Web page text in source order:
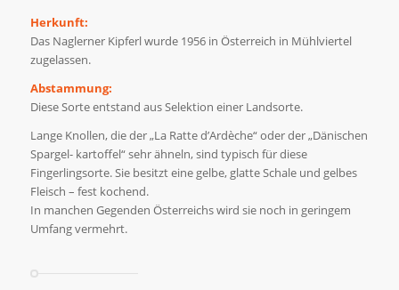
Herkunft:
Das Naglerner Kipferl wurde 1956 in Österreich in Mühlviertel
zugelassen.
Abstammung:
Diese Sorte entstand aus Selektion einer Landsorte.
Lange Knollen, die der „La Ratte d’Ardèche“ oder der „Dänischen
Spargel- kartoffel“ sehr ähneln, sind typisch für diese
Fingerlingsorte. Sie besitzt eine gelbe, glatte Schale und gelbes
Fleisch – fest kochend.
In manchen Gegenden Österreichs wird sie noch in geringem
Umfang vermehrt.